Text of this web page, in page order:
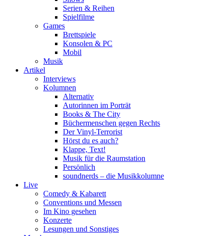
Serien & Reihen
Spielfilme
Games
Brettspiele
Konsolen & PC
Mobil
Musik
Artikel
Interviews
Kolumnen
Alternativ
Autorinnen im Porträt
Books & The City
Büchermenschen gegen Rechts
Der Vinyl-Terrorist
Hörst du es auch?
Klappe, Text!
Musik für die Raumstation
Persönlich
soundnerds – die Musikkolumne
Live
Comedy & Kabarett
Conventions und Messen
Im Kino gesehen
Konzerte
Lesungen und Sonstiges